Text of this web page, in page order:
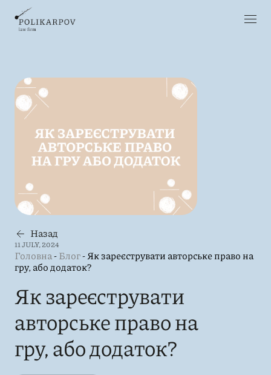
Назад
11 JULY, 2024
Головна-Блог-Як зареєструвати авторське право на
гру, або додаток?
Як зареєструвати
авторське право на
гру, або додаток?